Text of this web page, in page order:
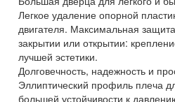
Легкое удаление опорной
двигателя. Максимальная
закрытии или открытии:
лучшей эстетики.
Долговечность, надежность и
Эллиптический профиль плеча
большей устойчивости к